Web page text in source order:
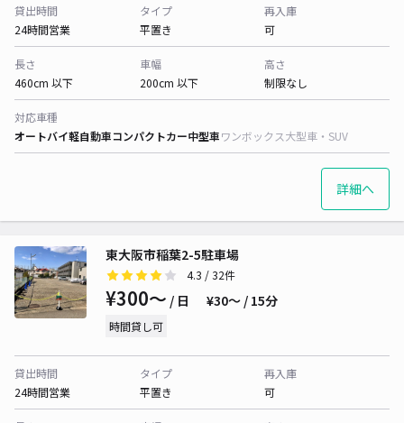
貸出時間
24時間営業
タイプ
平置き
再入庫
可
長さ
460cm 以下
車幅
200cm 以下
高さ
制限なし
対応車種
オートバイ軽自動車コンパクトカー中型車ワンボックス大型車・SUV
詳細へ
東大阪市稲葉2-5駐車場
4.3 / 32件
¥300〜 / 日 ¥30〜 / 15分
時間貸し可
貸出時間
24時間営業
タイプ
平置き
再入庫
可